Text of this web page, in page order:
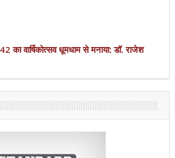
का वार्षिकोत्सव धूमधाम से मनाया: डॉ. राजेश